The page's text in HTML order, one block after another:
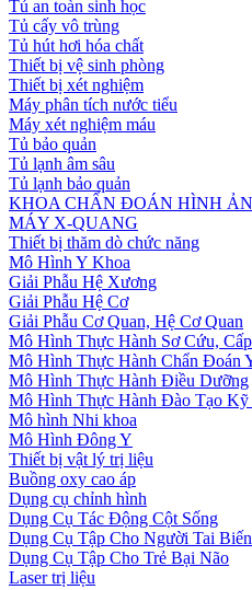
Tủ an toàn sinh học
Tủ cấy vô trùng
Tủ hút hơi hóa chất
Thiết bị vệ sinh phòng
Thiết bị xét nghiệm
Máy phân tích nước tiểu
Máy xét nghiệm máu
Tủ bảo quản
Tủ lạnh âm sâu
Tủ lạnh bảo quản
KHOA CHẨN ĐOÁN HÌNH
MÁY X-QUANG
Thiết bị thăm dò chức năng
Mô Hình Y Khoa
Giải Phẫu Hệ Xương
Giải Phẫu Hệ Cơ
Giải Phẫu Cơ Quan, Hệ Cơ Quan
Mô Hình Thực Hành Sơ Cứu,
Mô Hình Thực Hành Chẩn Đoán
Mô Hình Thực Hành Điều Dưỡng
Mô Hình Thực Hành Đào Tạo Kỹ
Mô hình Nhi khoa
Mô Hình Đông Y
Thiết bị vật lý trị liệu
Buồng oxy cao áp
Dụng cụ chỉnh hình
Dụng Cụ Tác Động Cột Sống
Dụng Cụ Tập Cho Người Tai Biến
Dụng Cụ Tập Cho Trẻ Bại Não
Laser trị liệu